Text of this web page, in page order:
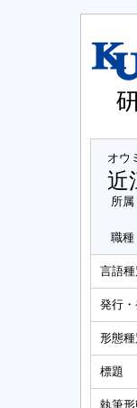
オウ
近
所属
職種
言語種
発行・
形態種
標題
執筆